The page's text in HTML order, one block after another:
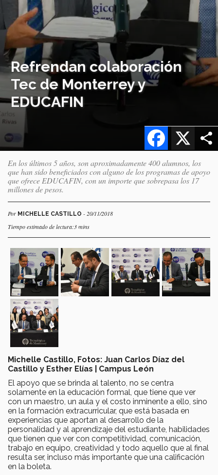
Refrendan colaboración
Tec de Monterrey y
EDUCAFIN
X
Facebook
En los últimos 5 años, son aproximadamente 400 alumnos, los
que han sido beneficiados con alguno de los programas de apoyo
que ofrece EDUCAFIN, con un importe que sobrepasa los 17
millones de pesos.
Por MICHELLE CASTILLO - 20/11/2018
Tiempo estimado de lectura:3 mins
Michelle Castillo, Fotos: Juan Carlos Díaz del
Castillo y Esther Elías | Campus León
El apoyo que se brinda al talento, no se centra
solamente en la educación formal, que tiene que ver
con un maestro, un aula y el costo inminente a ello, sino
en la formación extracurricular, que está basada en
experiencias que aportan al desarrollo de la
personalidad y al aprendizaje del estudiante, habilidades
que tienen que ver con competitividad, comunicación,
trabajo en equipo, creatividad y todo aquello que al final
resulta ser, incluso más importante que una calificación
en la boleta.